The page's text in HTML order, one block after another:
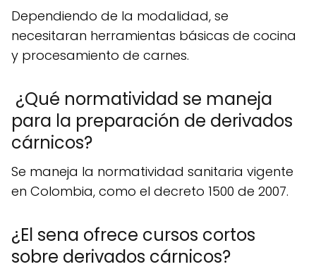
Dependiendo de la modalidad, se
necesitaran herramientas básicas de cocina
y procesamiento de carnes.
¿Qué normatividad se maneja
para la preparación de derivados
cárnicos?
Se maneja la normatividad sanitaria vigente
en Colombia, como el decreto 1500 de 2007.
¿El sena ofrece cursos cortos
sobre derivados cárnicos?